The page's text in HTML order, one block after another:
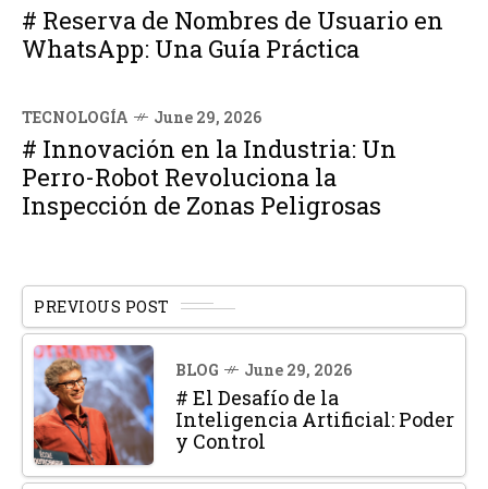
# Reserva de Nombres de Usuario en
WhatsApp: Una Guía Práctica
TECNOLOGÍA June 29, 2026
# Innovación en la Industria: Un
Perro-Robot Revoluciona la
Inspección de Zonas Peligrosas
PREVIOUS POST
BLOG June 29, 2026
# El Desafío de la
Inteligencia Artificial: Poder
y Control